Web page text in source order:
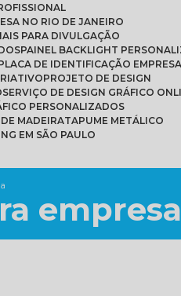
NO RIO DE JANEIRO
PARA DIVULGAÇÃO
PAINEL BACKLIGHT
PLACA DE IDENTIFICAÇÃO
PROJETO DE DESIGN
SERVIÇO DE DESIGN GRÁFICO
PERSONALIZADOS
DE MADEIRA
TAPUME METÁLICO
EM SÃO PAULO
empresa